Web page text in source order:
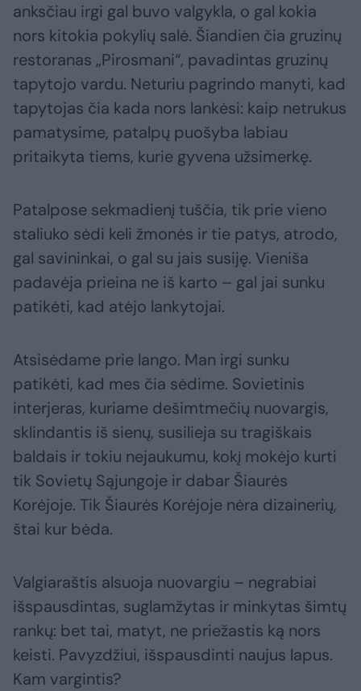
anksčiau irgi gal buvo valgykla, o gal kokia
nors kitokia pokylių salė. Šiandien čia gruzinų
restoranas „Pirosmani“, pavadintas gruzinų
tapytojo vardu. Neturiu pagrindo manyti, kad
tapytojas čia kada nors lankėsi: kaip netrukus
pamatysime, patalpų puošyba labiau
pritaikyta tiems, kurie gyvena užsimerkę.
Patalpose sekmadienį tuščia, tik prie vieno
staliuko sėdi keli žmonės ir tie patys, atrodo,
gal savininkai, o gal su jais susiję. Vieniša
padavėja prieina ne iš karto – gal jai sunku
patikėti, kad atėjo lankytojai.
Atsisėdame prie lango. Man irgi sunku
patikėti, kad mes čia sėdime. Sovietinis
interjeras, kuriame dešimtmečių nuovargis,
sklindantis iš sienų, susilieja su tragiškais
baldais ir tokiu nejaukumu, kokį mokėjo kurti
tik Sovietų Sąjungoje ir dabar Šiaurės
Korėjoje. Tik Šiaurės Korėjoje nėra dizainerių,
štai kur bėda.
Valgiaraštis alsuoja nuovargiu – negrabiai
išspausdintas, suglamžytas ir minkytas šimtų
rankų: bet tai, matyt, ne priežastis ką nors
keisti. Pavyzdžiui, išspausdinti naujus lapus.
Kam vargintis?